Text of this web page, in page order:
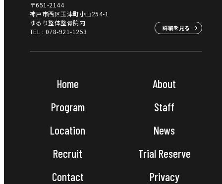
〒651-2144
神戸市西区玉津町小山254-1
ゆるり整体整骨院内
TEL : 078-921-1253 詳細を見る
Home
About
Program
Staff
Location
News
Recruit
Trial Reserve
Contact
Privacy